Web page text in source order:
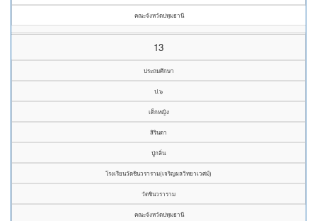
คณะจังหวัดปทุมธานี
13
ประถมศึกษา
ป.๖
เด็กหญิง
สิรินดา
ปู่กลิ่น
โรงเรียนวัดชินวราราม(เจริญผลวิทยาเวศม์)
วัดชินวราราม
คณะจังหวัดปทุมธานี